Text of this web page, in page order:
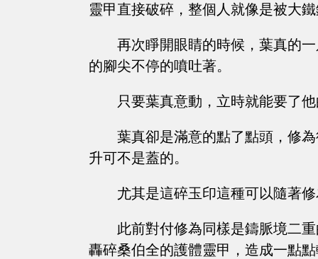
靈甲直接破碎，整個人就像是被大
再次睜開眼睛的時候，葉真的
的腳尖不停的噴吐著。
只要葉真意動，立時就能要了
葉真卻是滿意的點了點頭，修
升可不是蓋的。
尤其是這碎玉印這種可以隨著
此前對付修為同樣是鑄脈境二
轟碎桑伯全的護體靈甲，造成一點